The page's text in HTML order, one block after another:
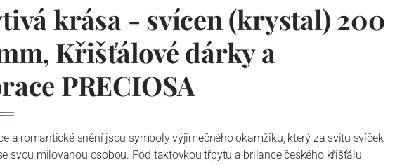
krása - svícen (krystal) 200
Křišťálové dárky a
PRECIOSA
a romantické snění jsou symboly výjimečného okamžiku, který za svitu svíček
svou milovanou osobou. Pod taktovkou třpytu a brilance českého křišťálu